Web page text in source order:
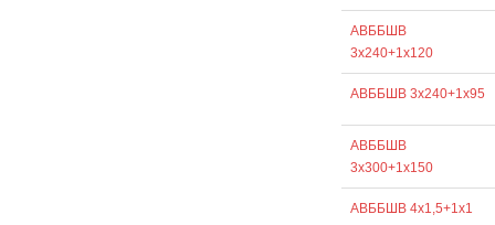
АВББШВ
3х240+1х120
АВББШВ 3х240+1х95
АВББШВ
3х300+1х150
АВББШВ 4х1,5+1х1